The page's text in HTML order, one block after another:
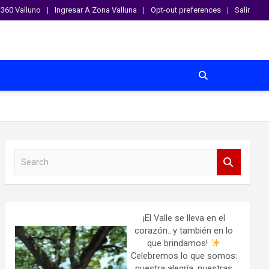
360 Valluno Ingresar A Zona Valluna Opt-out preferences Salir
¡El Valle se lleva en el
corazón…y también en lo
que brindamos!
Celebremos lo que somos: